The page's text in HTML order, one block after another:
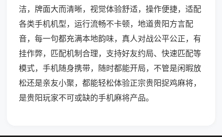
洁，牌面大而清晰，视觉体验舒适，操作便捷，适配
各类手机机型，运行流畅不卡顿，地道贵阳方言配
音，每一句都充满本地韵味，真人对战公平公正，有
挂作弊，匹配机制合理，支持好友约局、快速匹配等
模式，手机随身携带，随时都能开局，不管是闲暇放
松还是亲友小聚，都能轻松体验正宗贵阳捉鸡麻将，
是贵阳玩家不可或缺的手机麻将产品。